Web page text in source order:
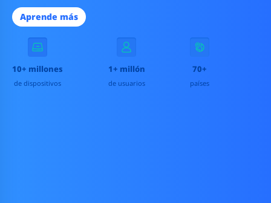
Aprende más
10+ millones
de dispositivos
1+ millón
de usuarios
70+
países